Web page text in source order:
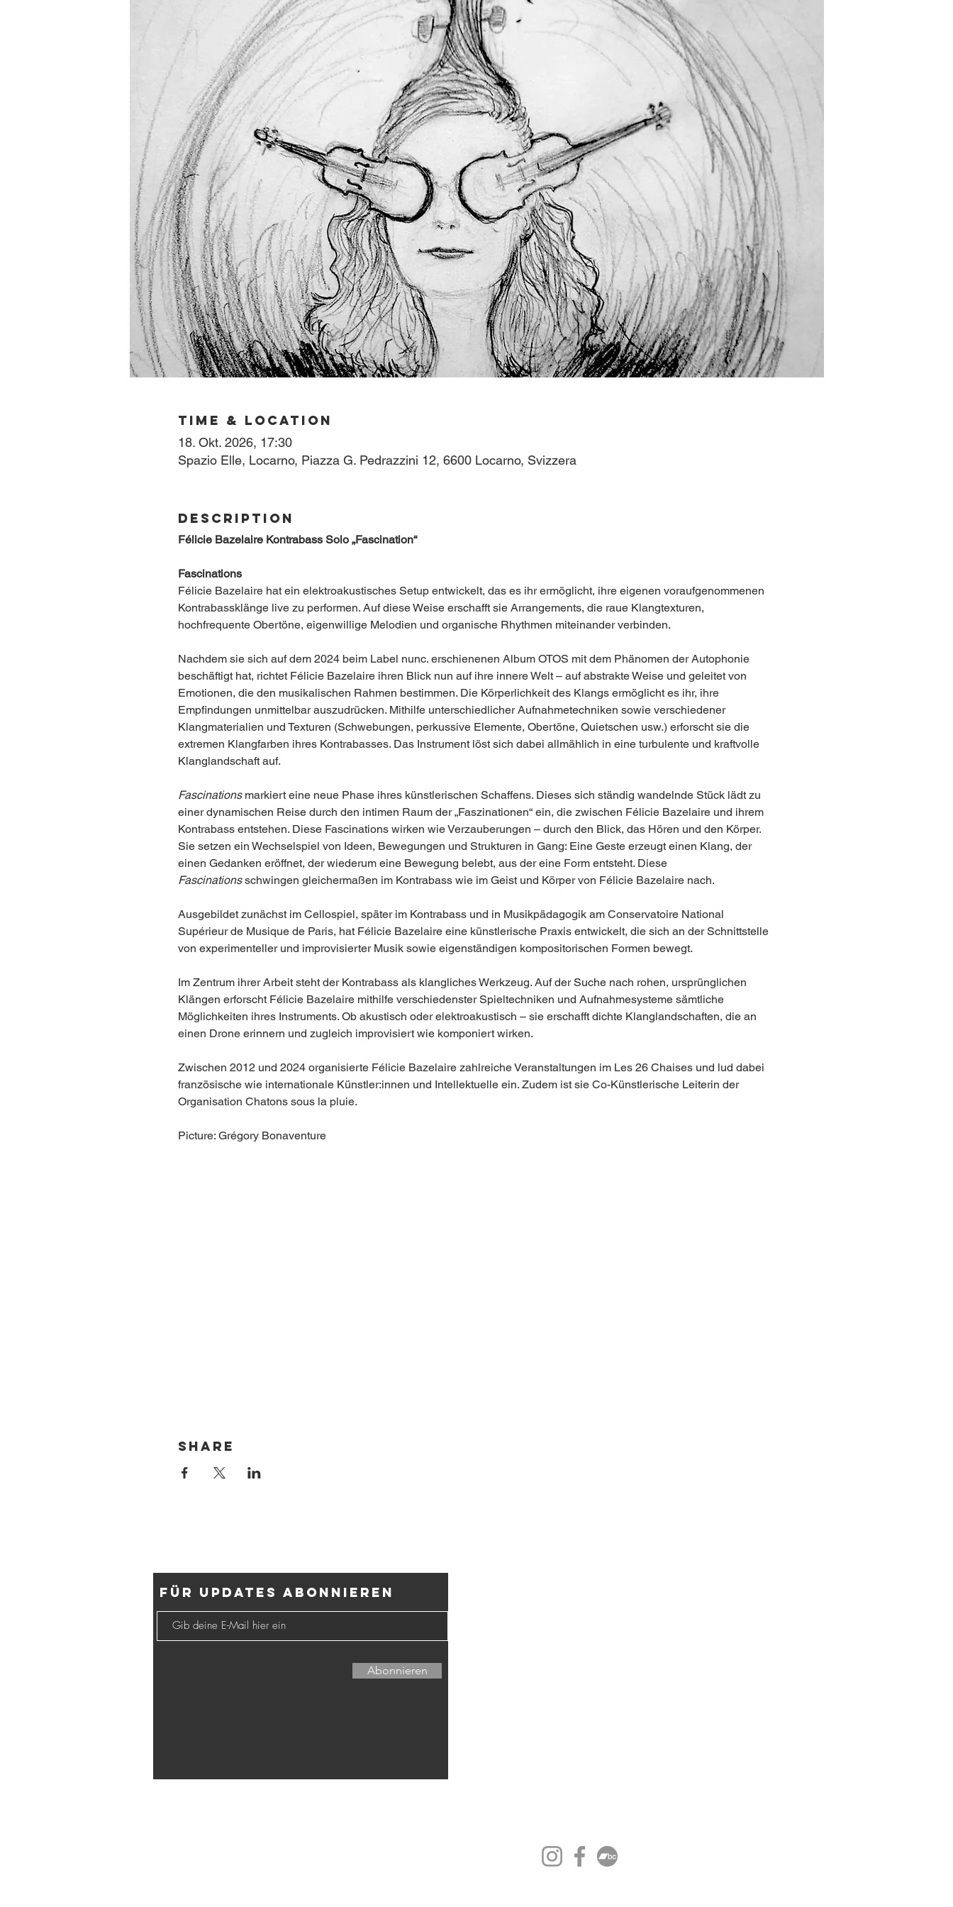
Time & Location
18. Okt. 2026, 17:30
Spazio Elle, Locarno, Piazza G. Pedrazzini 12, 6600 Locarno, Svizzera
Description
Félicie Bazelaire Kontrabass Solo „Fascination“
Fascinations
Félicie Bazelaire hat ein elektroakustisches Setup entwickelt, das es ihr ermöglicht, ihre eigenen voraufgenommenen
Kontrabassklänge live zu performen. Auf diese Weise erschafft sie Arrangements, die raue Klangtexturen,
hochfrequente Obertöne, eigenwillige Melodien und organische Rhythmen miteinander verbinden.
Nachdem sie sich auf dem 2024 beim Label nunc. erschienenen Album OTOS mit dem Phänomen der Autophonie
beschäftigt hat, richtet Félicie Bazelaire ihren Blick nun auf ihre innere Welt – auf abstrakte Weise und geleitet von
Emotionen, die den musikalischen Rahmen bestimmen. Die Körperlichkeit des Klangs ermöglicht es ihr, ihre
Empfindungen unmittelbar auszudrücken. Mithilfe unterschiedlicher Aufnahmetechniken sowie verschiedener
Klangmaterialien und Texturen (Schwebungen, perkussive Elemente, Obertöne, Quietschen usw.) erforscht sie die
extremen Klangfarben ihres Kontrabasses. Das Instrument löst sich dabei allmählich in eine turbulente und kraftvolle
Klanglandschaft auf.
Fascinations markiert eine neue Phase ihres künstlerischen Schaffens. Dieses sich ständig wandelnde Stück lädt zu
einer dynamischen Reise durch den intimen Raum der „Faszinationen“ ein, die zwischen Félicie Bazelaire und ihrem
Kontrabass entstehen. Diese Fascinations wirken wie Verzauberungen – durch den Blick, das Hören und den Körper.
Sie setzen ein Wechselspiel von Ideen, Bewegungen und Strukturen in Gang: Eine Geste erzeugt einen Klang, der
einen Gedanken eröffnet, der wiederum eine Bewegung belebt, aus der eine Form entsteht. Diese
Fascinations schwingen gleichermaßen im Kontrabass wie im Geist und Körper von Félicie Bazelaire nach.
Ausgebildet zunächst im Cellospiel, später im Kontrabass und in Musikpädagogik am Conservatoire National
Supérieur de Musique de Paris, hat Félicie Bazelaire eine künstlerische Praxis entwickelt, die sich an der Schnittstelle
von experimenteller und improvisierter Musik sowie eigenständigen kompositorischen Formen bewegt.
Im Zentrum ihrer Arbeit steht der Kontrabass als klangliches Werkzeug. Auf der Suche nach rohen, ursprünglichen
Klängen erforscht Félicie Bazelaire mithilfe verschiedenster Spieltechniken und Aufnahmesysteme sämtliche
Möglichkeiten ihres Instruments. Ob akustisch oder elektroakustisch – sie erschafft dichte Klanglandschaften, die an
einen Drone erinnern und zugleich improvisiert wie komponiert wirken.
Zwischen 2012 und 2024 organisierte Félicie Bazelaire zahlreiche Veranstaltungen im Les 26 Chaises und lud dabei
französische wie internationale Künstler:innen und Intellektuelle ein. Zudem ist sie Co-Künstlerische Leiterin der
Organisation Chatons sous la pluie.
Picture: Grégory Bonaventure
Share
Für Updates abonnieren
Abonnieren